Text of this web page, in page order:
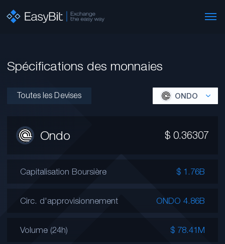
Spécifications des monnaies
Toutes les Devises ONDO
Ondo $ 0.36307
Capitalisation Boursière $ 1.76B
Circ. d'approvisionnement ONDO 4.86B
Volume (24h) $ 78.41M